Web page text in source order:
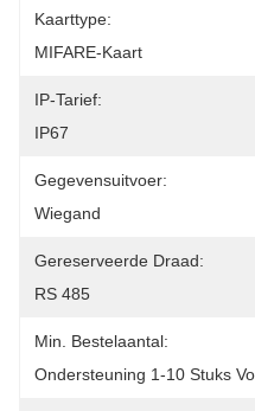
Kaarttype:
MIFARE-Kaart
IP-Tarief:
IP67
Gegevensuitvoer:
Wiegand
Gereserveerde Draad:
RS 485
Min. Bestelaantal:
Ondersteuning 1-10 Stuks